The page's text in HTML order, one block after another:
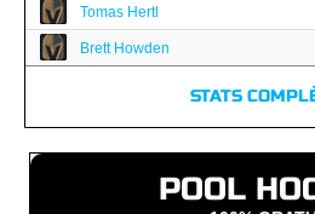
Tomas Hertl
Brett Howden
STATS
POOL